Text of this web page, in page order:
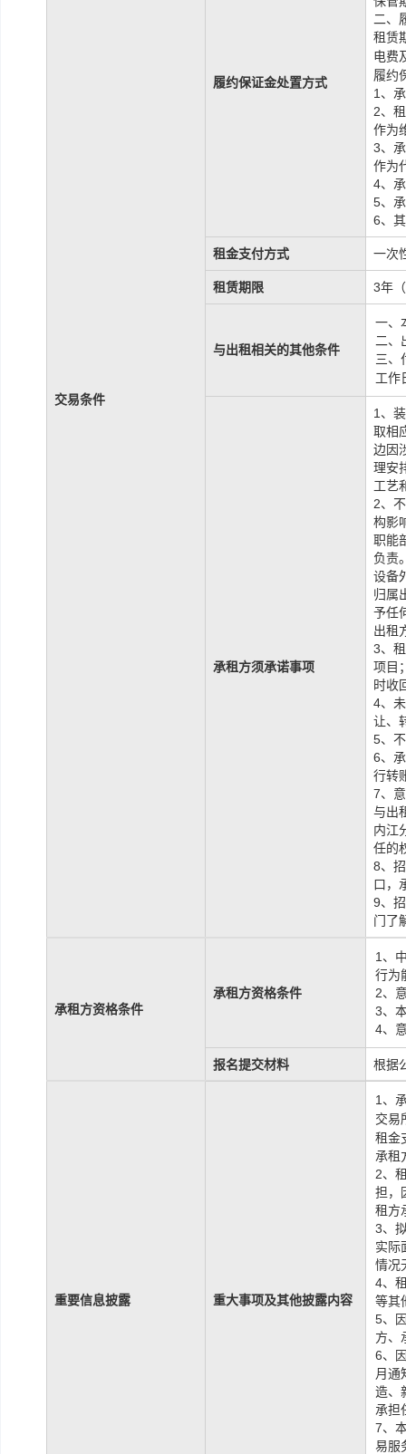
交易条件
履约保证金处置方式
二、
租赁
电费
履约
1、
2、
作为
3、
作为
4、
5、
6、
租金支付方式 一次
租赁期限 3年
与出租相关的其他条件
一、
二、
三、
工作
承租方须承诺事项
1、
取相
边因
理安
工艺
2、
构影
职能
负责
设备
归属
予任
出租
3、
项目
时收
4、
让、
5、
6、
行转
7、
与出
内江
任的
8、
口，
9、
门了
承租方资格条件
承租方资格条件
1、
行为
2、
3、
4、
报名提交材料 根据
重要信息披露 重大事项及其他披露内容
1、
交易
租金
承租
2、
担，
租方
3、
实际
情况
4、
等其
5、
方、
6、
月通
造、
承担
7、
易服